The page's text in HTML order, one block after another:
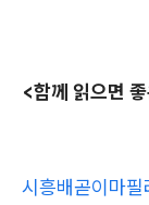
<함께 읽으면
시흥배곧이마